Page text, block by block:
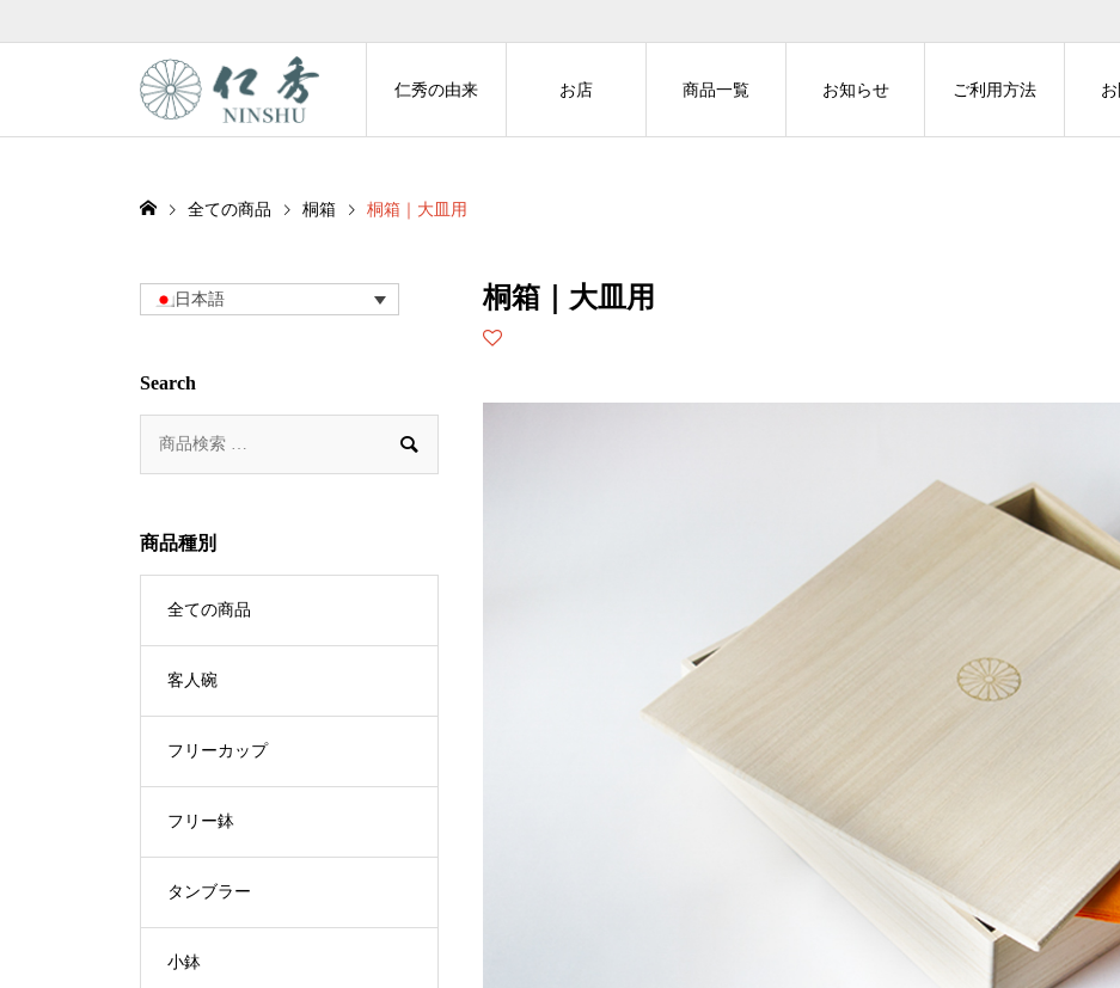
仁秀の由来 お店 商品一覧 お知らせ ご利用方法
全ての商品 桐箱 桐箱｜大皿用
桐箱｜大皿用
日本語
Search

商品種別
全ての商品
客人碗
フリーカップ
フリー鉢
タンブラー
小鉢